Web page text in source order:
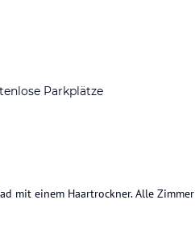
Parkplätze
mit einem Haartrockner. Alle Zimmer